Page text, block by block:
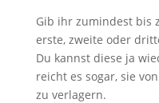
Gib ihr zumindest bis
erste, zweite oder
Du kannst diese ja
reicht es sogar, sie
zu verlagern.